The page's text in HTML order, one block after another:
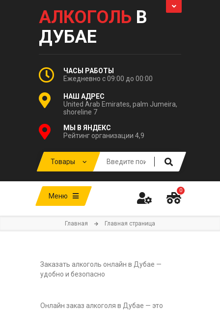
АЛКОГОЛЬ В
ДУБАЕ
ЧАСЫ РАБОТЫ
Ежедневно с 09:00 до 00:00
НАШ АДРЕС
United Arab Emirates, palm Jumeira,
shoreline 7
МЫ В ЯНДЕКС
Рейтинг организации 4,9
Меню
0
Главная Главная страница
Заказать алкоголь онлайн в Дубае —
удобно и безопасно
Онлайн заказ алкоголя в Дубае — это